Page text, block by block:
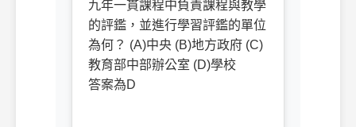
九年一貫課程中負責課程與教學
的評鑑，並進行學習評鑑的單位
為何？ (A)中央 (B)地方政府 (C)
教育部中部辦公室 (D)學校
答案為D